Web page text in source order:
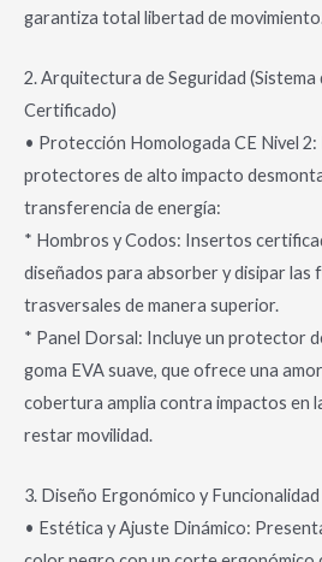
garantiza total libertad de
2. Arquitectura de Seguridad (Sistema
Certificado)
• Protección Homologada CE Nivel 2:
protectores de alto impacto
transferencia de energía:
* Hombros y Codos: Insertos
diseñados para absorber y disipar las
trasversales de manera superior.
* Panel Dorsal: Incluye un protector
goma EVA suave, que ofrece una
cobertura amplia contra impactos en
restar movilidad.
3. Diseño Ergonómico y
• Estética y Ajuste Dinámico: